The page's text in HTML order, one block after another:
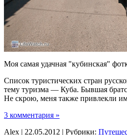
Моя самая удачная "кубинская"
Список туристических стран
тему туризма — Куба. Бывшая
Не скрою, меня также привлекли
3 комментария »
Alex | 22.05.2012 | Рубрики: